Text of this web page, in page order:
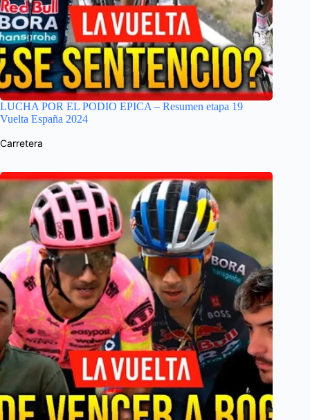
LUCHA POR EL PODIO EPICA – Resumen etapa 19
Vuelta España 2024
Carretera